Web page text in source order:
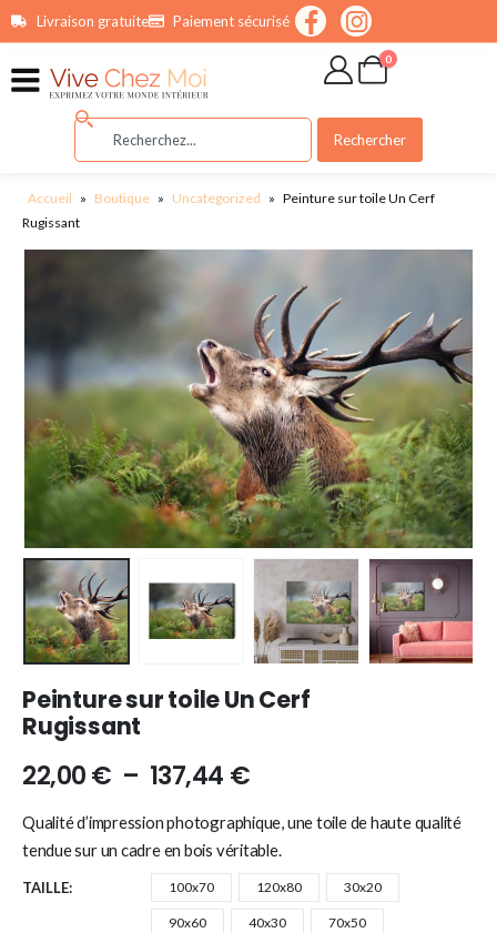
principalLivraison gratuite Paiement sécurisé
0
Rechercher
Accueil » Boutique » Uncategorized » Peinture sur toile Un Cerf
Rugissant
Peinture sur toile Un Cerf
Rugissant
22,00€ – 137,44 €
Qualité d’impression photographique, une toile de haute qualité
tendue sur un cadre en bois véritable.
TAILLE 100x70 120x80 30x20
90x60 40x30 70x50